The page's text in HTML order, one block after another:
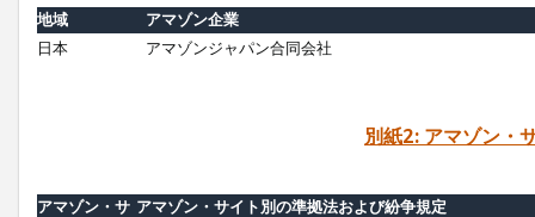
地域
アマゾン企業
日本
アマゾンジャパン合同会社
別紙2: アマゾン・
アマゾン・サ アマゾン・サイト別の準拠法および紛争規定